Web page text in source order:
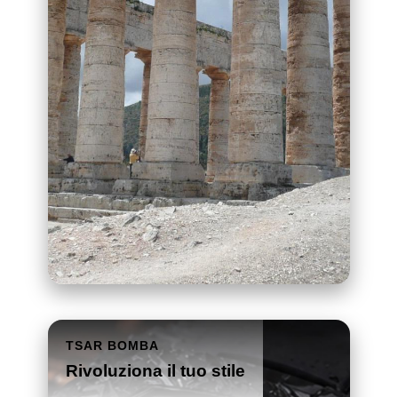
TSAR BOMBA
Rivoluziona il tuo stile